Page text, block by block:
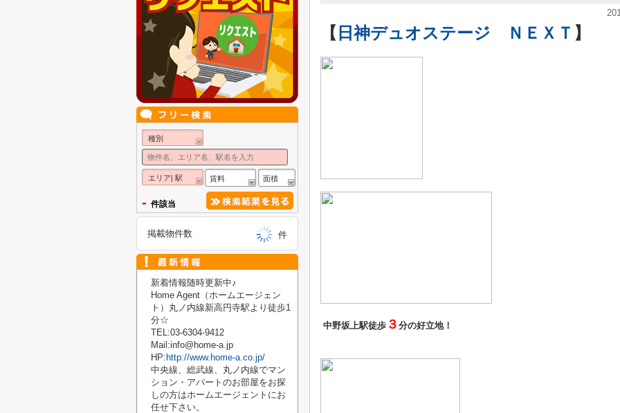
【 日神デュオステージ ＮＥＸＴ 】
中野坂上駅徒歩 ３ 分の好立地！
種別
エリア| 駅 賃料 面積
- 件該当
掲載物件数 件
新着情報随時更新中♪
Home Agent （ホームエージェン
ト）丸ノ内線新高円寺駅より徒歩1
分☆
TEL:03-6304-9412
Mail:info@home-a.jp
HP: http://www.home-a.co.jp/
中央線、総武線、丸ノ内線でマン
ション・アパートのお部屋をお探
しの方はホームエージェントにお
任せ下さい。